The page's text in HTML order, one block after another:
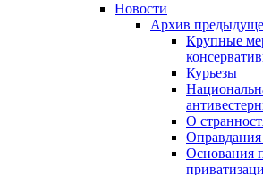
Новости
Архив
Крупные
Курьезы
О
Основания